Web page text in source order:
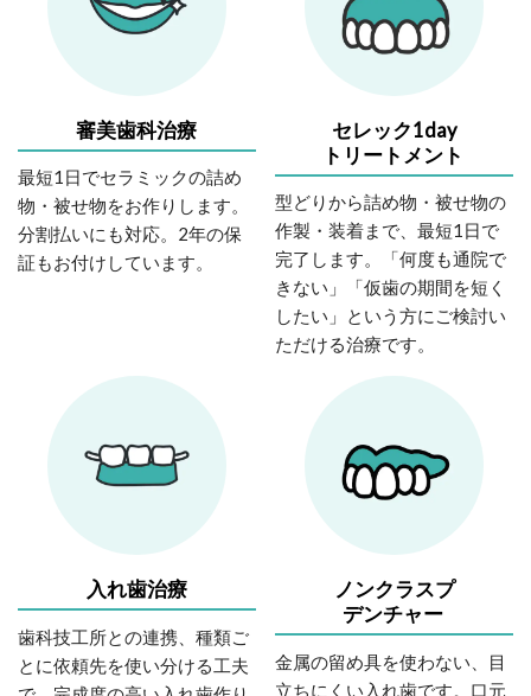
審美歯科治療
最短1日でセラミックの詰め
物・被せ物をお作りします。
分割払いにも対応。2年の保
証もお付けしています。
セレック1day
トリートメント
型どりから詰め物・被せ物の
作製・装着まで、最短1日で
完了します。「何度も通院で
きない」「仮歯の期間を短く
したい」という方にご検討い
ただける治療です。
入れ歯治療
歯科技工所との連携、種類ご
とに依頼先を使い分ける工夫
ノンクラスプ
デンチャー
金属の留め具を使わない、目
立ちにくい入れ歯です。口元